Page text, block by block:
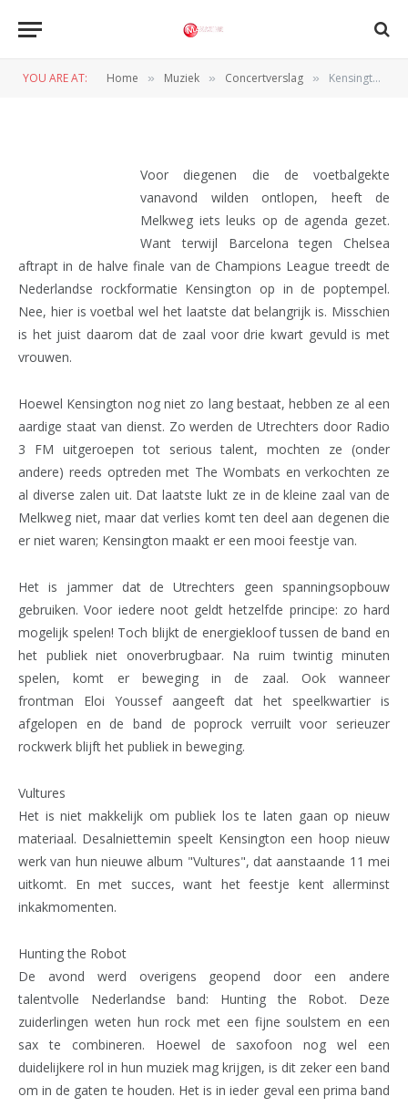
YOU ARE AT: Home » Muziek » Concertverslag » Kensington (Melkweg, 24-4-2012)
Kensington (Melkweg, 24-4-
Voor diegenen die de voetbalgekte
vanavond wilden ontlopen, heeft de
Melkweg iets leuks op de agenda gezet.
Want terwijl Barcelona tegen Chelsea
aftrapt in de halve finale van de Champions League treedt de
Nederlandse rockformatie Kensington op in de poptempel.
Nee, hier is voetbal wel het laatste dat belangrijk is. Misschien
is het juist daarom dat de zaal voor drie kwart gevuld is met
vrouwen.
Hoewel Kensington nog niet zo lang bestaat, hebben ze al een
aardige staat van dienst. Zo werden de Utrechters door Radio
3 FM uitgeroepen tot serious talent, mochten ze (onder
andere) reeds optreden met The Wombats en verkochten ze
al diverse zalen uit. Dat laatste lukt ze in de kleine zaal van de
Melkweg niet, maar dat verlies komt ten deel aan degenen die
er niet waren; Kensington maakt er een mooi feestje van.
Het is jammer dat de Utrechters geen spanningsopbouw
gebruiken. Voor iedere noot geldt hetzelfde principe: zo hard
mogelijk spelen! Toch blijkt de energiekloof tussen de band en
het publiek niet onoverbrugbaar. Na ruim twintig minuten
spelen, komt er beweging in de zaal. Ook wanneer
frontman Eloi Youssef aangeeft dat het speelkwartier is
afgelopen en de band de poprock verruilt voor serieuzer
rockwerk blijft het publiek in beweging.
Vultures
Het is niet makkelijk om publiek los te laten gaan op nieuw
materiaal. Desalniettemin speelt Kensington een hoop nieuw
werk van hun nieuwe album "Vultures", dat aanstaande 11 mei
uitkomt. En met succes, want het feestje kent allerminst
inkakmomenten.
Hunting the Robot
De avond werd overigens geopend door een andere
talentvolle Nederlandse band: Hunting the Robot. Deze
zuiderlingen weten hun rock met een fijne soulstem en een
sax te combineren. Hoewel de saxofoon nog wel een
duidelijkere rol in hun muziek mag krijgen, is dit zeker een band
om in de gaten te houden. Het is in ieder geval een prima band